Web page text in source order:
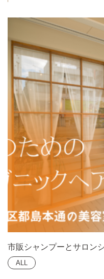
市販シャンプーとサロン
ALL